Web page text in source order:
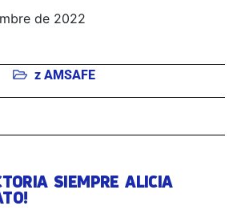
de 2022
z AMSAFE
SIEMPRE ALICIA